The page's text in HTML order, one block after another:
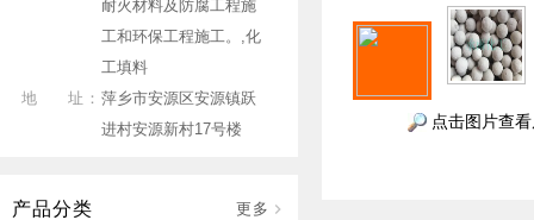
耐火材料及防腐工程施
工和环保工程施工。,化
工填料
地 址： 萍乡市安源区安源镇跃
进村安源新村17号楼
更多
产品分类
点击图片查